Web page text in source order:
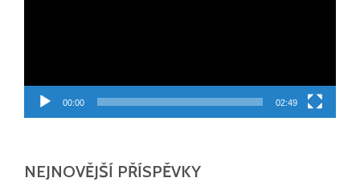
00:00 02:49
NEJNOVĚJŠÍ PŘÍSPĚVKY